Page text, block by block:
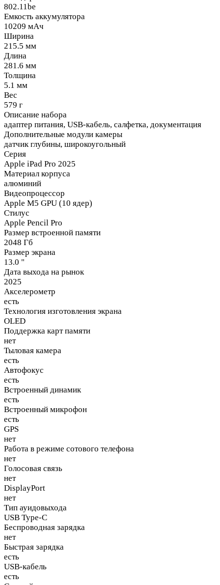
802.11be
Емкость аккумулятора
10209 мАч
Ширина
215.5 мм
Длина
281.6 мм
Толщина
5.1 мм
Вес
579 г
Описание набора
адаптер питания, USB-кабель, салфетка, документация
Дополнительные модули камеры
датчик глубины, широкоугольный
Серия
Apple iPad Pro 2025
Материал корпуса
алюминий
Видеопроцессор
Apple M5 GPU (10 ядер)
Стилус
Apple Pencil Pro
Размер встроенной памяти
2048 Гб
Размер экрана
13.0 "
Дата выхода на рынок
2025
Акселерометр
есть
Технология изготовления экрана
OLED
Поддержка карт памяти
нет
Тыловая камера
есть
Автофокус
есть
Встроенный динамик
есть
Встроенный микрофон
есть
GPS
нет
Работа в режиме сотового телефона
нет
Голосовая связь
нет
DisplayPort
нет
Тип ауидовыхода
USB Type-C
Беспроводная зарядка
нет
Быстрая зарядка
есть
USB-кабель
есть